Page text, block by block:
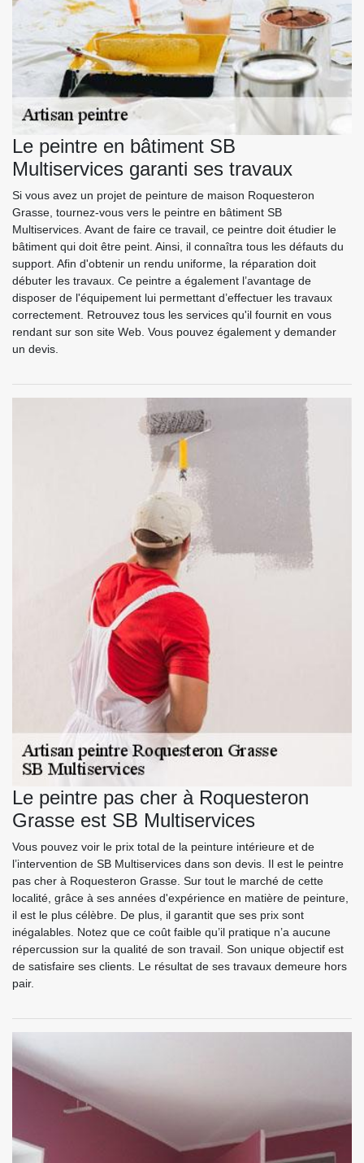
Le peintre en bâtiment SB
Multiservices garanti ses travaux
Si vous avez un projet de peinture de maison Roquesteron
Grasse, tournez-vous vers le peintre en bâtiment SB
Multiservices. Avant de faire ce travail, ce peintre doit étudier le
bâtiment qui doit être peint. Ainsi, il connaîtra tous les défauts du
support. Afin d'obtenir un rendu uniforme, la réparation doit
débuter les travaux. Ce peintre a également l’avantage de
disposer de l'équipement lui permettant d’effectuer les travaux
correctement. Retrouvez tous les services qu'il fournit en vous
rendant sur son site Web. Vous pouvez également y demander
un devis.
Le peintre pas cher à Roquesteron
Grasse est SB Multiservices
Vous pouvez voir le prix total de la peinture intérieure et de
l’intervention de SB Multiservices dans son devis. Il est le peintre
pas cher à Roquesteron Grasse. Sur tout le marché de cette
localité, grâce à ses années d'expérience en matière de peinture,
il est le plus célèbre. De plus, il garantit que ses prix sont
inégalables. Notez que ce coût faible qu’il pratique n’a aucune
répercussion sur la qualité de son travail. Son unique objectif est
de satisfaire ses clients. Le résultat de ses travaux demeure hors
pair.